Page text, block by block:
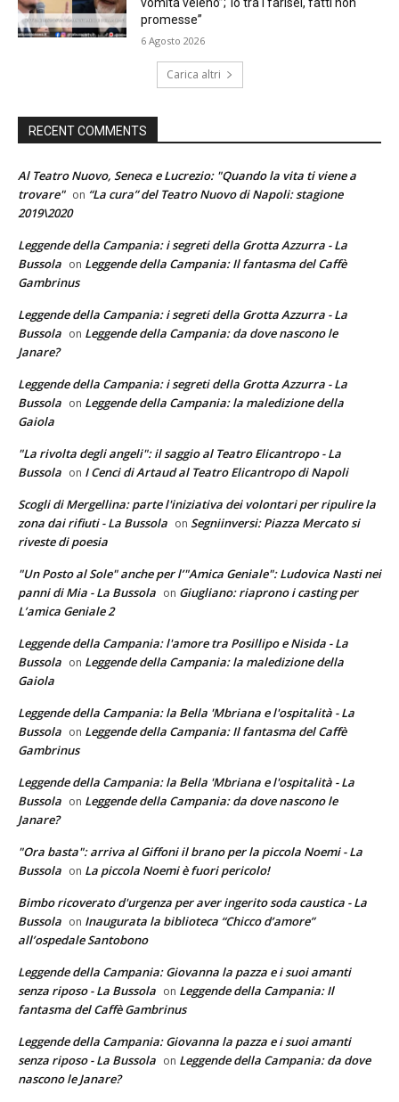
promesse”
6 Agosto 2026
Carica altri
RECENT COMMENTS
Al Teatro Nuovo, Seneca e Lucrezio: "Quando la vita ti viene a
trovare" on “La cura” del Teatro Nuovo di Napoli: stagione
2019\2020
Leggende della Campania: i segreti della Grotta Azzurra - La
Bussola on Leggende della Campania: Il fantasma del Caffè
Gambrinus
Leggende della Campania: i segreti della Grotta Azzurra - La
Bussola on Leggende della Campania: da dove nascono le
Janare?
Leggende della Campania: i segreti della Grotta Azzurra - La
Bussola on Leggende della Campania: la maledizione della
Gaiola
"La rivolta degli angeli": il saggio al Teatro Elicantropo - La
Bussola on I Cenci di Artaud al Teatro Elicantropo di Napoli
Scogli di Mergellina: parte l'iniziativa dei volontari per ripulire la
zona dai rifiuti - La Bussola on Segniinversi: Piazza Mercato si
riveste di poesia
"Un Posto al Sole" anche per l’"Amica Geniale": Ludovica Nasti nei
panni di Mia - La Bussola on Giugliano: riaprono i casting per
L’amica Geniale 2
Leggende della Campania: l'amore tra Posillipo e Nisida - La
Bussola on Leggende della Campania: la maledizione della
Gaiola
Leggende della Campania: la Bella 'Mbriana e l'ospitalità - La
Bussola on Leggende della Campania: Il fantasma del Caffè
Gambrinus
Leggende della Campania: la Bella 'Mbriana e l'ospitalità - La
Bussola on Leggende della Campania: da dove nascono le
Janare?
"Ora basta": arriva al Giffoni il brano per la piccola Noemi - La
Bussola on La piccola Noemi è fuori pericolo!
Bimbo ricoverato d'urgenza per aver ingerito soda caustica - La
Bussola on Inaugurata la biblioteca “Chicco d’amore”
all’ospedale Santobono
Leggende della Campania: Giovanna la pazza e i suoi amanti
senza riposo - La Bussola on Leggende della Campania: Il
fantasma del Caffè Gambrinus
Leggende della Campania: Giovanna la pazza e i suoi amanti
senza riposo - La Bussola on Leggende della Campania: da dove
nascono le Janare?